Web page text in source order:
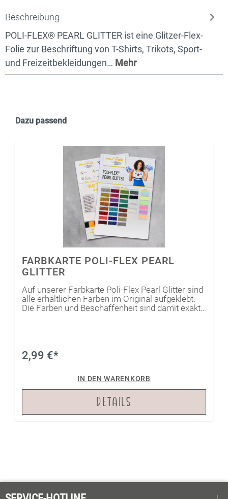
Beschreibung
POLI-FLEX® PEARL GLITTER ist eine Glitzer-Flex-
Folie zur Beschriftung von T-Shirts, Trikots, Sport-
und Freizeitbekleidungen… Mehr
Dazu passend
FARBKARTE POLI-FLEX PEARL
GLITTER
Auf unserer Farbkarte Poli-Flex Pearl Glitter sind
alle erhältlichen Farben im Original aufgeklebt.
Die Farben und Beschaffenheit sind damit exakt
2,99 €*
IN DEN WARENKORB
DETAILS